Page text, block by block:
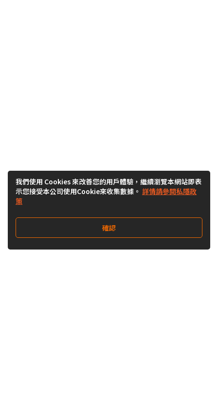
我們使用 Cookies 來改善您的用戶體驗，繼續瀏覽本網站即表
示您接受本公司使用Cookie來收集數據。 詳情請參閱私隱政
策
確認